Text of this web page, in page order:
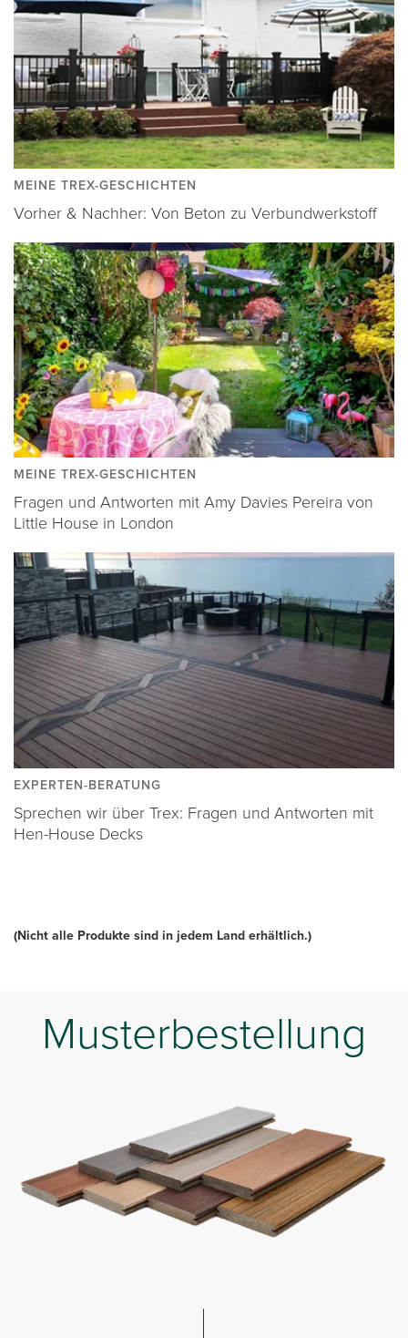
MEINE TREX-GESCHICHTEN
Vorher & Nachher: Von Beton zu Verbundwerkstoff
MEINE TREX-GESCHICHTEN
Fragen und Antworten mit Amy Davies Pereira von
Little House in London
EXPERTEN-BERATUNG
Sprechen wir über Trex: Fragen und Antworten mit
Hen-House Decks
(Nicht alle Produkte sind in jedem Land erhältlich.)
Musterbestellung